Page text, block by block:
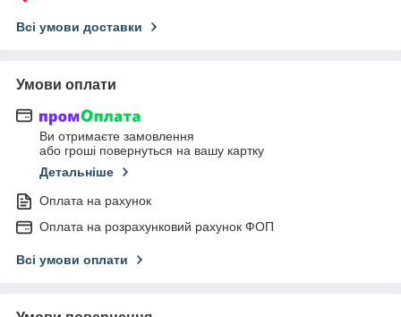
Всі умови доставки
Умови оплати
Ви отримаєте замовлення
або гроші повернуться на вашу картку
Детальніше
Оплата на рахунок
Оплата на розрахунковий рахунок ФОП
Всі умови оплати